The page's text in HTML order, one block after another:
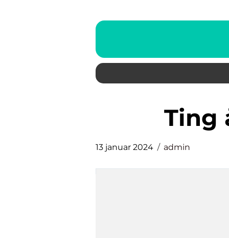
ting
13 januar 2024 admin